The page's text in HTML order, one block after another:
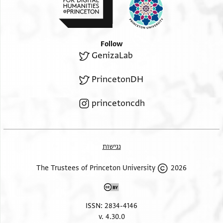
Follow
GenizaLab
PrincetonDH
princetoncdh
נגישות
2026 The Trustees of Princeton University
ISSN: 2834-4146
v. 4.30.0